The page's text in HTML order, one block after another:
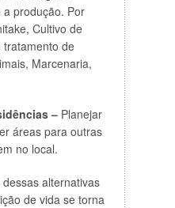
produção. Por
Cultivo de
tratamento de
Marcenaria,
– Planejar
áreas para outras
no local.
alternativas
de vida se torna